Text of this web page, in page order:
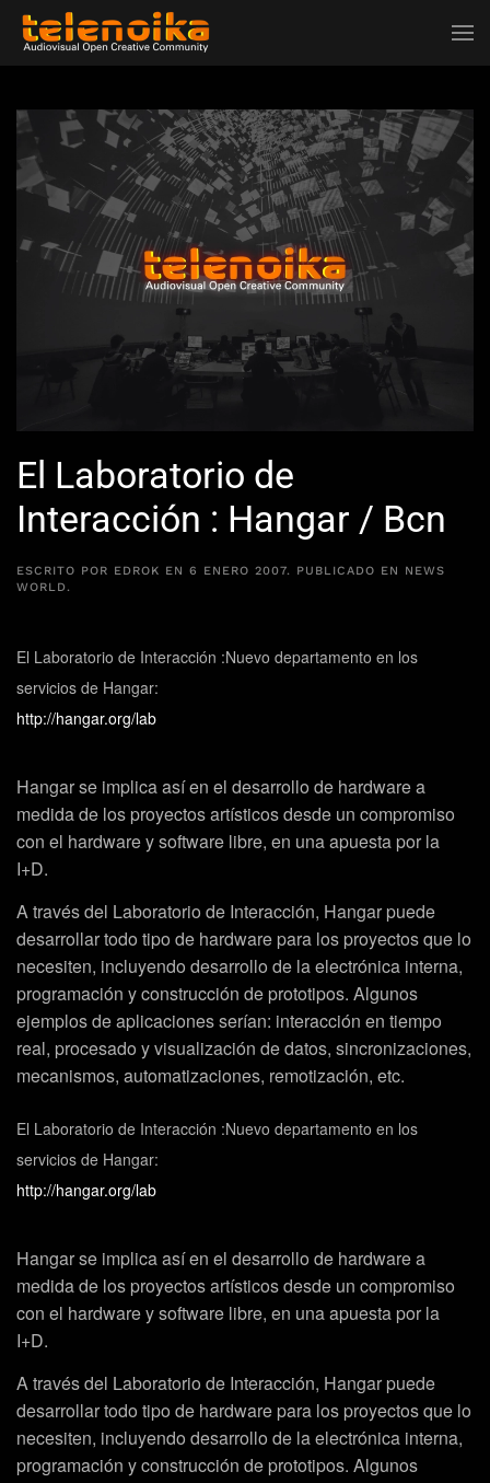
Ir al contenido principal
El Laboratorio de
Interacción : Hangar / Bcn
ESCRITO POR EDROK EN 6 ENERO 2007. PUBLICADO EN NEWS
WORLD.
El Laboratorio de Interacción :Nuevo departamento en los
servicios de Hangar:
http://hangar.org/lab
Hangar se implica así en el desarrollo de hardware a
medida de los proyectos artísticos desde un compromiso
con el hardware y software libre, en una apuesta por la
I+D.
A través del Laboratorio de Interacción, Hangar puede
desarrollar todo tipo de hardware para los proyectos que lo
necesiten, incluyendo desarrollo de la electrónica interna,
programación y construcción de prototipos. Algunos
ejemplos de aplicaciones serían: interacción en tiempo
real, procesado y visualización de datos, sincronizaciones,
mecanismos, automatizaciones, remotización, etc.
El Laboratorio de Interacción :Nuevo departamento en los
servicios de Hangar:
http://hangar.org/lab
Hangar se implica así en el desarrollo de hardware a
medida de los proyectos artísticos desde un compromiso
con el hardware y software libre, en una apuesta por la
I+D.
A través del Laboratorio de Interacción, Hangar puede
desarrollar todo tipo de hardware para los proyectos que lo
necesiten, incluyendo desarrollo de la electrónica interna,
programación y construcción de prototipos. Algunos